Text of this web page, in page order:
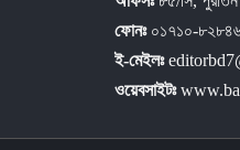
ফোনঃ ০১৭১০-
ই-মেইলঃ
ওয়েবসাইটঃ